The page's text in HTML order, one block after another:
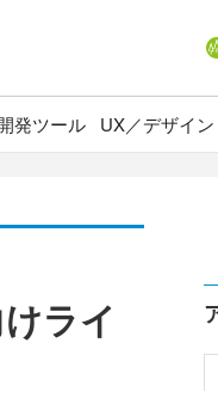
発ツール UX／デザイン
ライ